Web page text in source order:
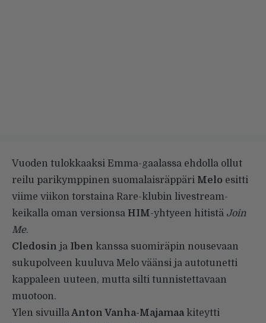
Vuoden tulokkaaksi Emma-gaalassa ehdolla ollut
reilu parikymppinen suomalaisräppäri Melo esitti
viime viikon torstaina Rare-klubin livestream-
keikalla oman versionsa HIM-yhtyeen hitistä Join
Me.
Cledosin ja Iben kanssa suomiräpin nousevaan
sukupolveen kuuluva Melo väänsi ja autotunetti
kappaleen uuteen, mutta silti tunnistettavaan
muotoon.
Ylen sivuilla Anton Vanha-Majamaa kiteytti